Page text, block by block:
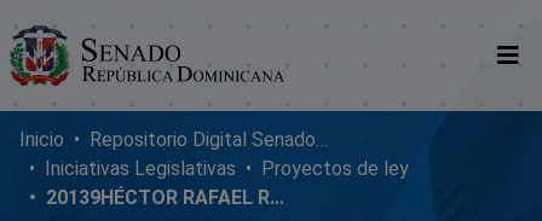
Comunidades
Glosario
Inicio
Repositorio Digital SenadoRD
Iniciativas Legislativas
Proyectos de ley
20139HÉCTOR RAFAEL RODRÍGUEZ